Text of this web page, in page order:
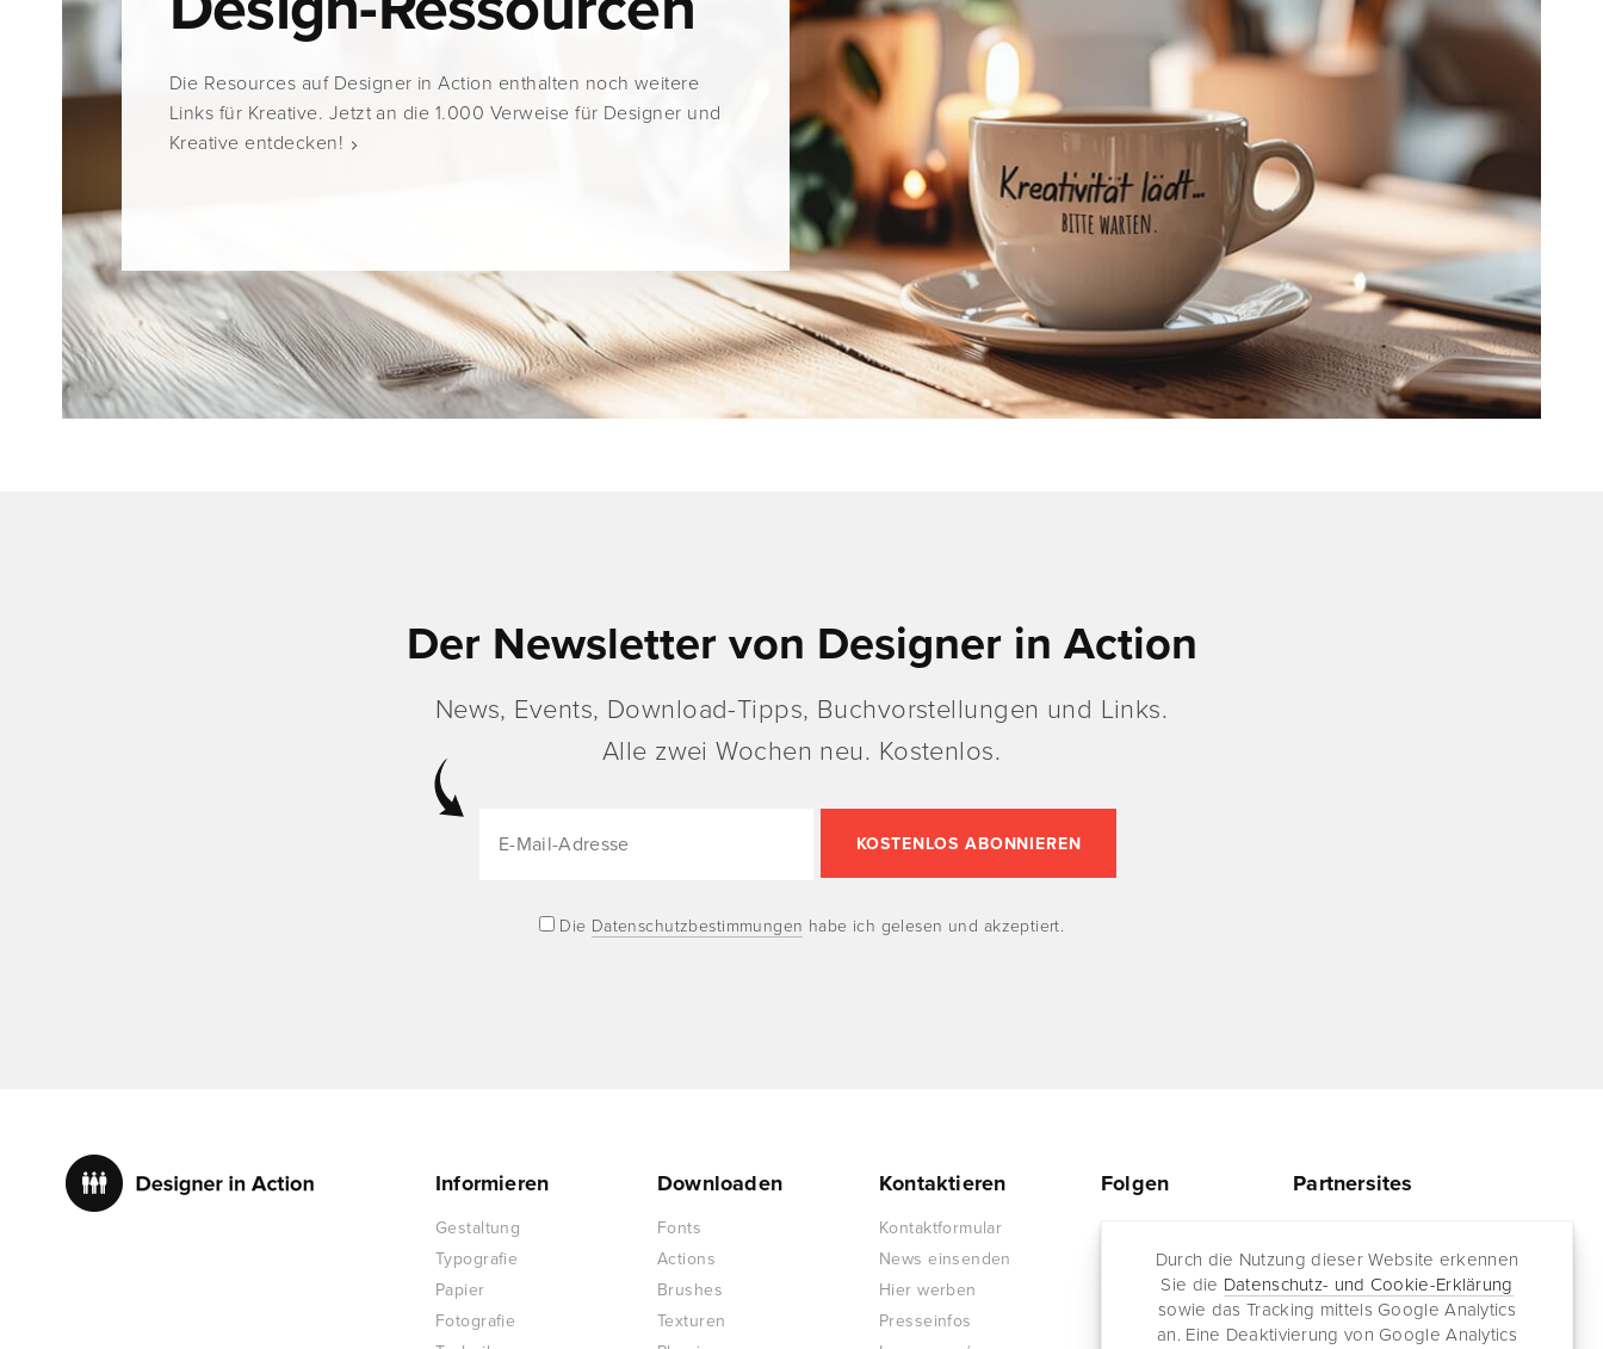
Durch die Nutzung dieser Website erkennen
Sie die Datenschutz- und Cookie-Erklärung
sowie das Tracking mittels Google Analytics
an. Eine Deaktivierung von Google Analytics
Die Resources auf Designer in Action enthalten noch weitere
Links für Kreative. Jetzt an die 1.000 Verweise für Designer und
Kreative entdecken!
Der Newsletter von Designer in Action
News, Events, Download-Tipps, Buchvorstellungen und Links.
Alle zwei Wochen neu. Kostenlos.
Die Datenschutzbestimmungen habe ich gelesen und akzeptiert.
Informieren
Gestaltung
Typografie
Papier
Fotografie
Downloaden
Fonts
Actions
Brushes
Texturen
Kontaktieren
Kontaktformular
News einsenden
Hier werben
Presseinfos
Folgen
Facebook
RSS-Feed
Newsletter
Partnersites
Jazz for me